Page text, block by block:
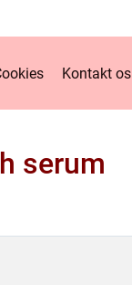
Kontakt os
serum